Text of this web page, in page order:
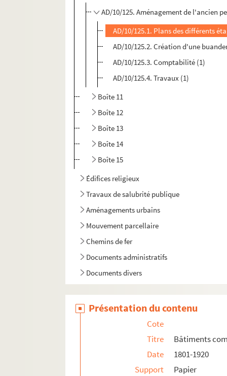
AD/10/125. Aménagement de l'ancien
AD/10/125.1. Plans des différents
AD/10/125.2. Création d'une
AD/10/125.3. Comptabilité (1)
AD/10/125.4. Travaux (1)
Boîte 11
Boîte 12
Boîte 13
Boîte 14
Boîte 15
Édifices religieux
Travaux de salubrité publique
Aménagements urbains
Mouvement parcellaire
Chemins de fer
Documents administratifs
Documents divers
Présentation du contenu
Cote
Titre
Bâtiments
Date
1801-1920
Support
Papier